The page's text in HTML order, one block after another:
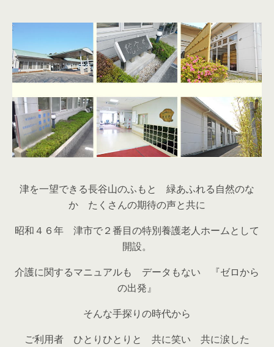
津を一望できる長谷山のふもと 緑あふれる自然のな
か たくさんの期待の声と共に
昭和４６年 津市で２番目の特別養護老人ホームとして
開設。
介護に関するマニュアルも データもない 『ゼロから
の出発』
そんな手探りの時代から
ご利用者 ひとりひとりと 共に笑い 共に涙した